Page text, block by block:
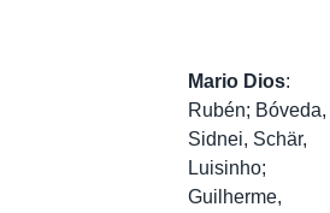
Mario Dios:
Rubén; Bóveda,
Sidnei, Schär,
Luisinho;
Guilherme,